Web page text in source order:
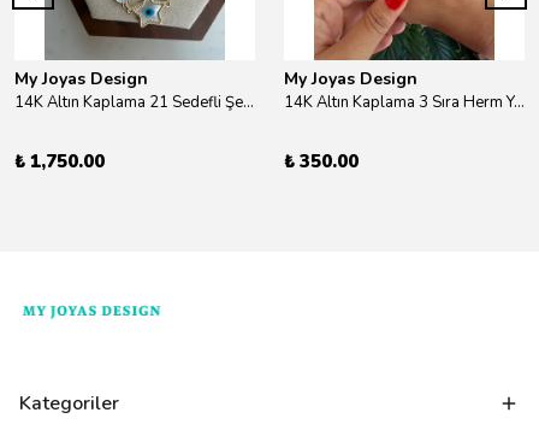
My Joyas Design
14K Altın Kaplama 21 Sedefli Şekiller Kolye 46cm
₺ 1,750.00
My Joyas Design
14K Altın Kaplama 3 Sıra Herm Yüzük Gold
₺ 350.00
Kategoriler